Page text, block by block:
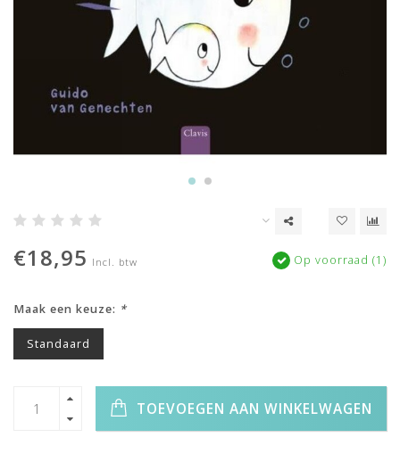
€18,95 Incl. btw Op voorraad (1)
Maak een keuze: *
Standaard
TOEVOEGEN AAN WINKELWAGEN